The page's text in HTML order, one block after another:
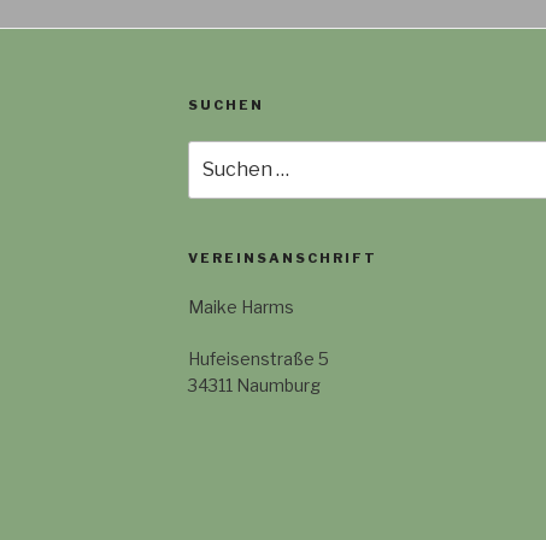
SUCHEN
nach:
VEREINSANSCHRIFT
Maike Harms
Hufeisenstraße 5
34311 Naumburg